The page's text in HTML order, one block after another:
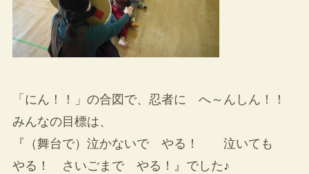
「にん！！」の合図で、忍者に へ～んしん！！
みんなの目標は、
『（舞台で）泣かないで やる！ 泣いても
やる！ さいごまで やる！』でした♪